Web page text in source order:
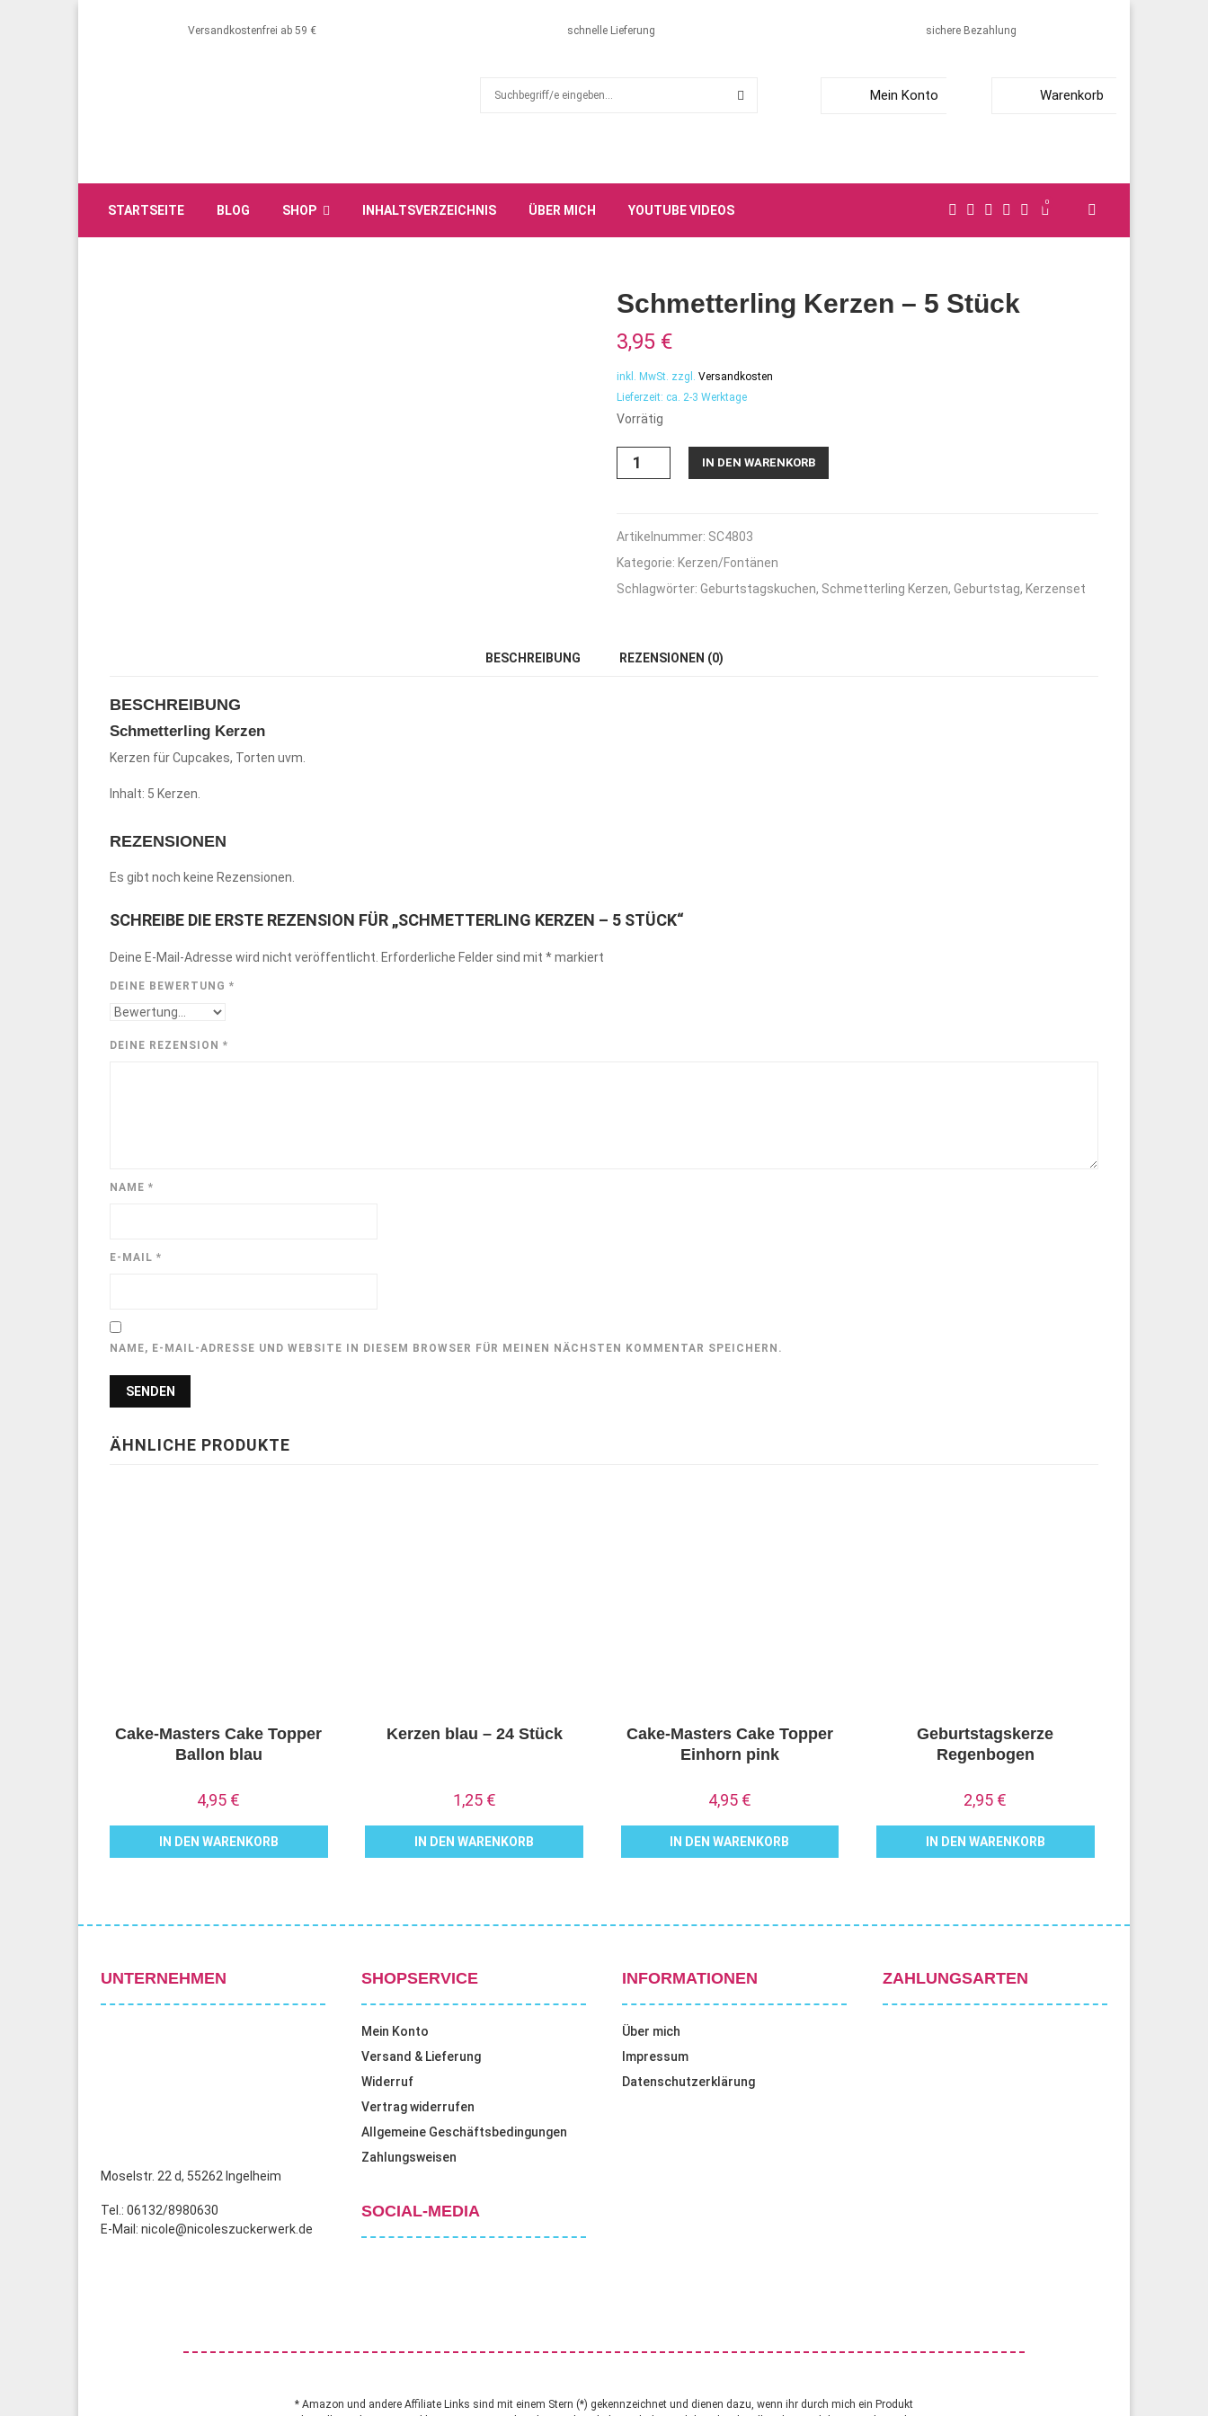
Versandkostenfrei ab 59 € schnelle Lieferung sichere Bezahlung
h
o
r
R
H
Mein Konto Warenkorb
STARTSEITE BLOG SHOP INHALTSVERZEICHNIS ÜBER MICH YOUTUBE VIDEOS
0
Schmetterling Kerzen – 5 Stück
3,95 €
inkl. MwSt. zzgl.Versandkosten
Lieferzeit: ca. 2-3 Werktage
Vorrätig
Schmetterling
Stück
IN DEN WARENKORB
Artikelnummer: SC4803
Kategorie: Kerzen/Fontänen
Schlagwörter:Geburtstagskuchen, Schmetterling Kerzen,Geburtstag, Kerzenset
BESCHREIBUNG REZENSIONEN (0)
BESCHREIBUNG
Schmetterling Kerzen
Kerzen für Cupcakes, Torten uvm.
Inhalt: 5 Kerzen.
REZENSIONEN
Es gibt noch keine Rezensionen.
SCHREIBE DIE ERSTE REZENSION FÜR „SCHMETTERLING KERZEN – 5 STÜCK“
Deine E-Mail-Adresse wird nicht veröffentlicht. Erforderliche Felder sind mit *markiert
DEINE BEWERTUNG *
DEINE REZENSION *
NAME *
E-MAIL *
NAME, E-MAIL-ADRESSE UND WEBSITE IN DIESEM BROWSER FÜR MEINEN NÄCHSTEN KOMMENTAR SPEICHERN.
ÄHNLICHE PRODUKTE
Cake-Masters Cake Topper
Ballon blau
4,95 €
IN DEN WARENKORB
Kerzen blau – 24 Stück
1,25 €
IN DEN WARENKORB
Cake-Masters Cake Topper
Einhorn pink
4,95 €
IN DEN WARENKORB
Geburtstagskerze
Regenbogen
2,95 €
IN DEN WARENKORB
UNTERNEHMEN
Moselstr. 22 d, 55262 Ingelheim
Tel.: 06132/8980630
E-Mail: nicole@nicoleszuckerwerk.de
SHOPSERVICE
Mein Konto
Versand & Lieferung
Widerruf
Vertrag widerrufen
Allgemeine Geschäftsbedingungen
Zahlungsweisen
SOCIAL-MEDIA
INFORMATIONEN
Über mich
Impressum
Datenschutzerklärung
ZAHLUNGSARTEN
* Amazon und andere Affiliate Links sind mit einem Stern (*) gekennzeichnet und dienen dazu, wenn ihr durch mich ein Produkt